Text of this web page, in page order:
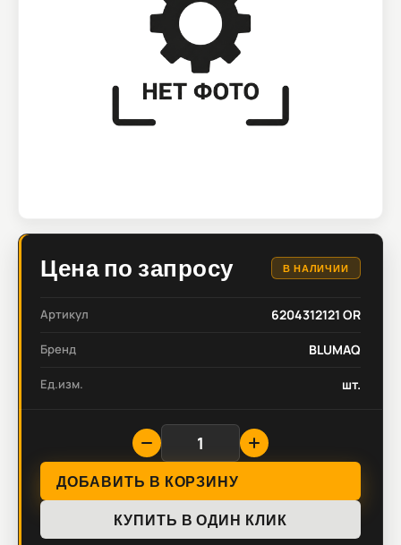
Цена по запросу В НАЛИЧИИ
Артикул 6204312121 OR
Бренд BLUMAQ
Ед.изм. шт.
ДОБАВИТЬ В КОРЗИНУ
КУПИТЬ В ОДИН КЛИК